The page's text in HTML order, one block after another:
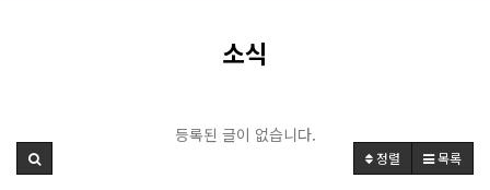
소식
등록된 글이 없습니다.
정렬 목록